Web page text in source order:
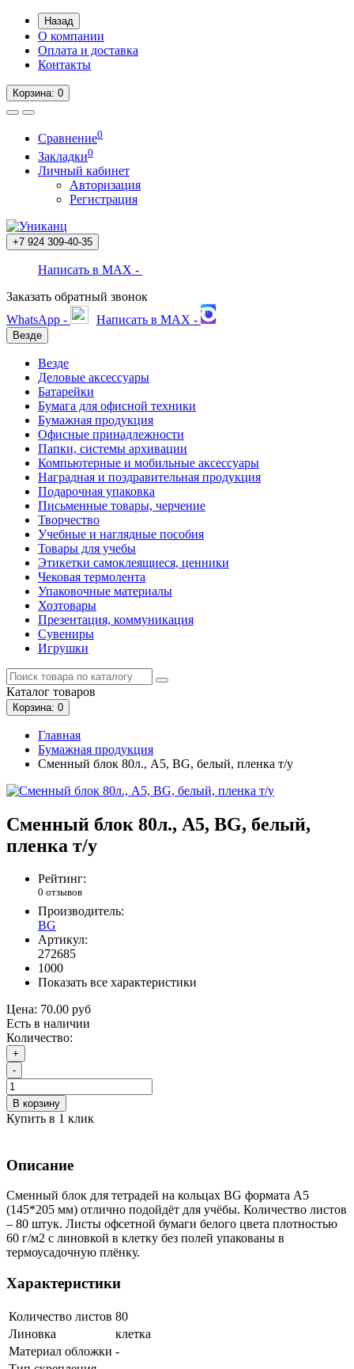
Назад
О компании
Оплата и доставка
Контакты
Корзина: 0
Сравнение0
Закладки0
Личный кабинет
Авторизация
Регистрация
+7 924 309-40-35
Написать в MAX -
Заказать обратный звонок
WhatsApp -
Написать в MAX -
Везде
Везде
Деловые аксессуары
Батарейки
Бумага для офисной техники
Бумажная продукция
Офисные принадлежности
Папки, системы архивации
Компьютерные и мобильные аксессуары
Наградная и поздравительная продукция
Подарочная упаковка
Письменные товары, черчение
Творчество
Учебные и наглядные пособия
Товары для учебы
Этикетки самоклеящиеся, ценники
Чековая термолента
Упаковочные материалы
Хозтовары
Презентация, коммуникация
Сувениры
Игрушки
Каталог товаров
Корзина: 0
Главная
Бумажная продукция
Сменный блок 80л., А5, BG, белый, пленка т/у
Сменный блок 80л., А5, BG, белый,
пленка т/у
Рейтинг:
0 отзывов
Производитель:
BG
Артикул:
272685
1000
Показать все характеристики
Цена: 70.00 руб
Есть в наличии
Количество:
+
-
В корзину
Купить в 1 клик
Описание
Сменный блок для тетрадей на кольцах BG формата А5
(145*205 мм) отлично подойдёт для учёбы. Количество листов
– 80 штук. Листы офсетной бумаги белого цвета плотностью
60 г/м2 с линовкой в клетку без полей упакованы в
термоусадочную плёнку.
Характеристики
Количество листов 80
Линовка
клетка
Материал обложки -